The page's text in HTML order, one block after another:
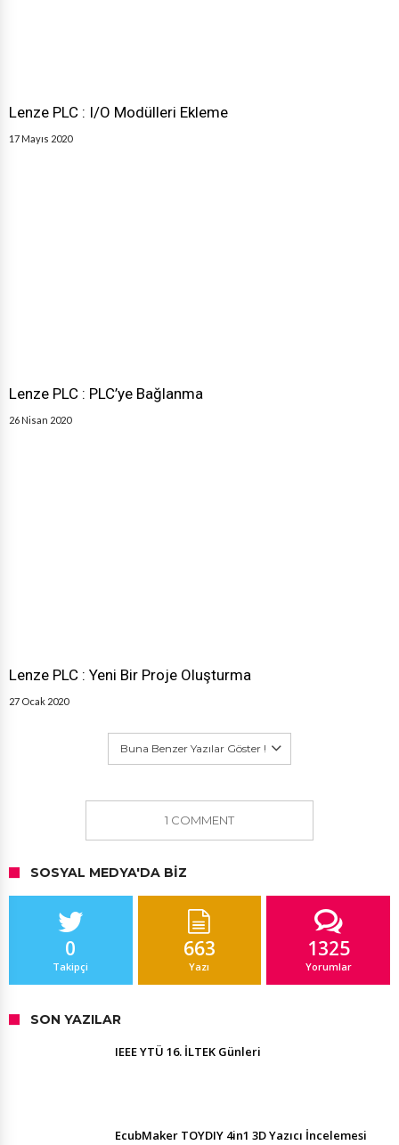
Lenze PLC : I/O Modülleri Ekleme
17 Mayıs 2020
Lenze PLC : PLC’ye Bağlanma
26 Nisan 2020
Lenze PLC : Yeni Bir Proje Oluşturma
27 Ocak 2020
Buna Benzer Yazılar Göster !
1 COMMENT
SOSYAL MEDYA'DA BIZ
0
Takipçi
663
Yazı
1325
Yorumlar
SON YAZILAR
IEEE YTÜ 16. İLTEK Günleri
EcubMaker TOYDIY 4in1 3D Yazıcı İncelemesi